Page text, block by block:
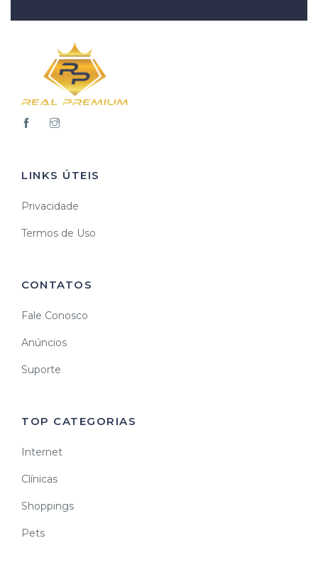
LINKS ÚTEIS
Privacidade
Termos de Uso
CONTATOS
Fale Conosco
Anúncios
Suporte
TOP CATEGORIAS
Internet
Clínicas
Shoppings
Pets